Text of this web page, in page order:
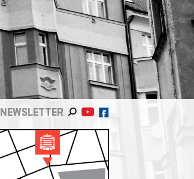
NEWSLETTER